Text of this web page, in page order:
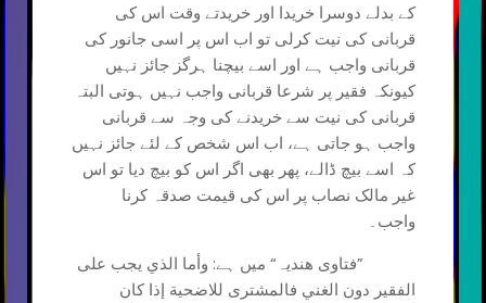
کے بدلے دوسرا خریدا اور خریدتے وقت اس کی
قربانی کی نیت کرلی تو اب اس پر اسی جانور کی
قربانی واجب ہے اور اسے بیچنا ہرگز جائز نہیں
کیونکہ فقیر پر شرعا قربانی واجب نہیں ہوتی البتہ
قربانی کی نیت سے خریدنے کی وجہ سے قربانی
واجب ہو جاتی ہے، اب اس شخص کے لئے جائز نہیں
کہ اسے بیچ ڈالے، پھر بھی اگر اس کو بیچ دیا تو اس
غیر مالک نصاب پر اس کی قیمت صدقہ کرنا
واجب۔
”فتاوی ھندیہ“ میں ہے: ﻭﺃﻣﺎ اﻟﺬﻱ ﻳﺠﺐ ﻋﻠﻰ
اﻟﻔﻘﻴﺮ ﺩﻭﻥ اﻟﻐﻨﻲ ﻓﺎﻟﻤﺸﺘﺮﻯ للاﺿﺤﻴﺔ ﺇﺫا ﻛﺎﻥ